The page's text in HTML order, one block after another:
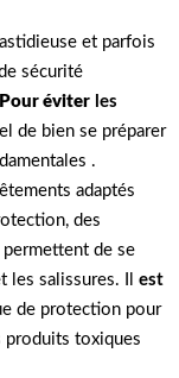
et parfois
sécurité
Pour éviter les
de bien se préparer
.
adaptés
des
de se
les salissures. Il est
de protection pour
produits toxiques